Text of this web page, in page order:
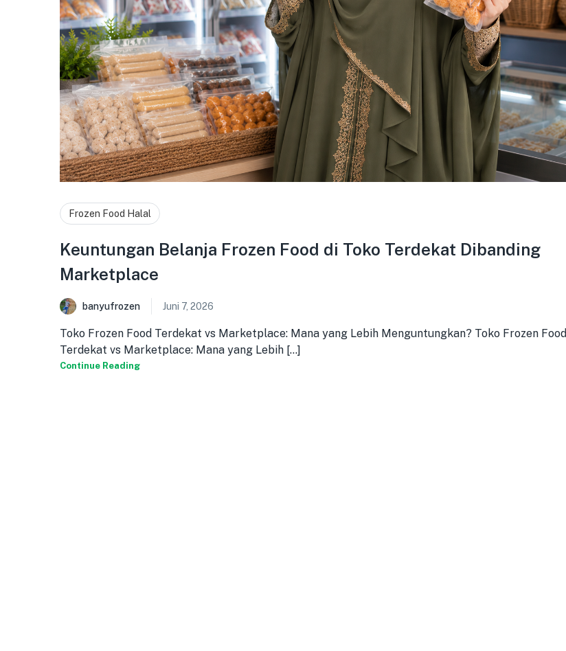
Frozen Food Halal
Keuntungan Belanja Frozen Food di Toko Terdekat Dibanding
Marketplace
banyufrozen Juni 7, 2026
Toko Frozen Food Terdekat vs Marketplace: Mana yang Lebih Menguntungkan? Toko Frozen Food
Terdekat vs Marketplace: Mana yang Lebih [...]
Continue Reading